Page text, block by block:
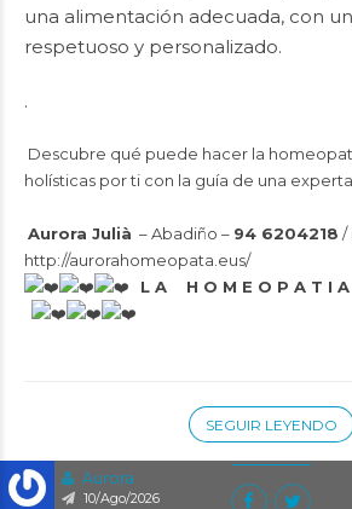
Aurora
10/Ago/2026
una alimentación adecuada, con
respetuoso y personalizado.
.
Descubre qué puede hacer la
holísticas por ti con la guía de una
Aurora Julià – Abadiño – 94 6204218 /
http://aurorahomeopata.eus/
L A H O M E O P A T I
SEGUIR LEYENDO